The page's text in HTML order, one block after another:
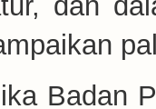
Badan